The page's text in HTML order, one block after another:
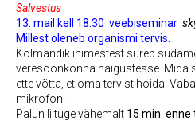
Salvestus
13. mail kell 18.30 veebiseminar
Millest oleneb organismi tervis.
Kolmandik inimestest sureb
veresoonkonna haigustesse. Mida
ette võtta, et oma tervist hoida. Vaba
mikrofon.
Palun liituge vähemalt 15 min.